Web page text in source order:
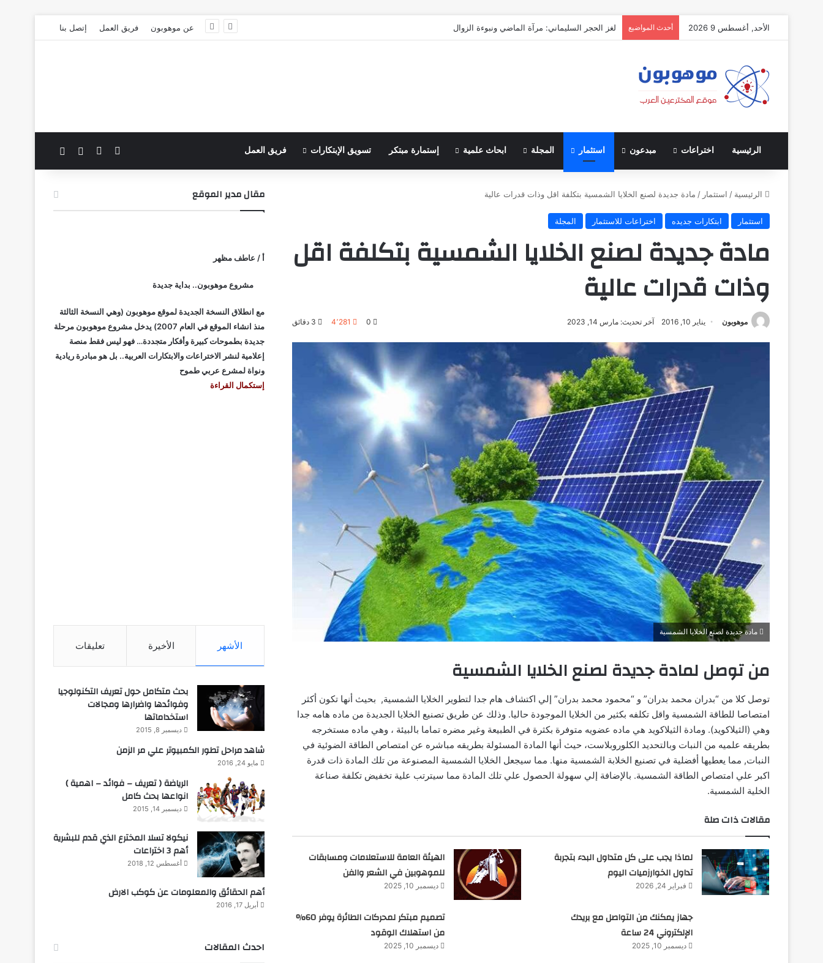
الأحد, أغسطس 9 2026 أحدث المواضيع لغز الحجر السليماني: مرآة الماضي ونبوءة الزوال عن موهوبون فريق العمل إتصل بنا
الرئيسية اختراعات مبدعون استثمار المجلة ابحاث علمية إستمارة مبتكر تسويق الإبتكارات فريق العمل فيسبوك الوضع المظلم
الرئيسية / استثمار / مادة جديدة لصنع الخلايا الشمسية بتكلفة اقل وذات قدرات عالية
استثمار ابتكارات جديده اختراعات للاستثمار المجلة
مادة جديدة لصنع الخلايا الشمسية بتكلفة اقل
وذات قدرات عالية
موهوبون يناير 10, 2016 آخر تحديث: مارس 14, 2023 0 4٬281
مادة جديدة لصنع الخلايا الشمسية
من توصل لمادة جديدة لصنع الخلايا الشمسية
توصل كلا من “بدران محمد بدران” و “محمود محمد بدران” إلي اكتشاف هام جدا لتطوير الخلايا الشمسية, بحيث أنها تكون أكثر
امتصاصا للطاقة الشمسية واقل تكلفه بكثير من الخلايا الموجودة حاليا. وذلك عن طريق تصنيع الخلايا الجديدة من ماده هامه جدا
وهي (الثيلاكويد). ومادة الثيلاكويد هي ماده عضويه متوفرة بكثرة في الطبيعة وغير مضره تماما بالبيئة ، وهي ماده مستخرجه
بطريقه علميه من النبات وبالتحديد الكلوروبلاست، حيث أنها المادة المسئولة بطريقه مباشره عن امتصاص الطاقة الضوئية في
النبات, مما يعطيها أفضلية في تصنيع الخلابة الشمسية منها. مما سيجعل الخلايا الشمسية المصنوعة من تلك المادة ذات قدرة
اكبر علي امتصاص الطاقة الشمسية. بالإضافة إلي سهولة الحصول علي تلك المادة مما سيترتب علية تخفيض تكلفة صناعة
الخلية الشمسية.
مقالات ذات صلة
لماذا يجب على كل متداول البدء بتجربة
تداول الخوارزميات اليوم
فبراير 24, 2026
الهيئة العامة للاستعلامات ومسابقات
للموهوبين في الشعر والفن
ديسمبر 10, 2025
جهاز يمكنك من التواصل مع بريدك
الإلكتروني 24 ساعة
ديسمبر 10, 2025
تصميم مبتكر لمحركات الطائرة يوفر 60%
من استهلاك الوقود
ديسمبر 10, 2025
مقال مدير الموقع
أ / عاطف مظهر
مشروع موهوبون.. بداية جديدة
مع انطلاق النسخة الجديدة لموقع موهوبون (وهي النسخة الثالثة
منذ انشاء الموقع في العام 2007) يدخل مشروع موهوبون مرحلة
جديدة بطموحات كبيرة وأفكار متجددة… فهو ليس فقط منصة
إعلامية لنشر الاختراعات والابتكارات العربية.. بل هو مبادرة ريادية
ونواة لمشرع عربي طموح
إستكمال القراءة
الأشهر الأخيرة تعليقات
بحث متكامل حول تعريف التكنولوجيا
وفوائدها واضرارها ومجالات
استخداماتها
ديسمبر 8, 2015
شاهد مراحل تطور الكمبيوتر علي مر الزمن
مايو 24, 2016
الرياضة ( تعريف – فوائد – اهمية )
انواعها بحث كامل
ديسمبر 14, 2015
نيكولا تسلا المخترع الذي قدم للبشرية
أهم 3 اختراعات
أغسطس 12, 2018
أهم الحقائق والمعلومات عن كوكب الارض
أبريل 17, 2016
احدث المقالات